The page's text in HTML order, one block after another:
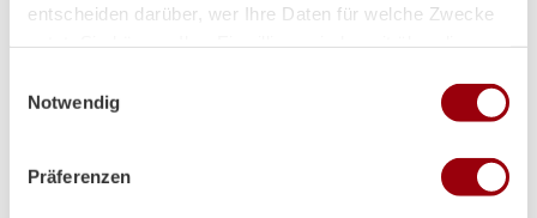
entscheiden darüber, wer Ihre Daten für welche Zwecke
Trigger Symbol ändern oder widerrufen
Informationen über Ihre geografische Lage erfassen,
Notwendig
Präferenzen
Hauptpartner